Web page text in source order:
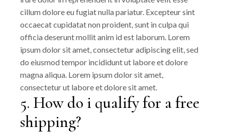
cillum dolore eu fugiat nulla pariatur. Excepteur sint
occaecat cupidatat non proident, sunt in culpa qui
officia deserunt mollit anim id est laborum. Lorem
ipsum dolor sit amet, consectetur adipiscing elit, sed
do eiusmod tempor incididunt ut labore et dolore
magna aliqua. Lorem ipsum dolor sit amet,
consectetur ut labore et dolore sit amet.
5. How do i qualify for a free
shipping?